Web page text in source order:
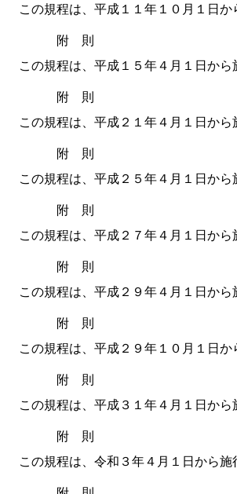
この規程は、平成１１年１０月１日か
附 則
この規程は、平成１５年４月１日から
附 則
この規程は、平成２１年４月１日から
附 則
この規程は、平成２５年４月１日から
附 則
この規程は、平成２７年４月１日から
附 則
この規程は、平成２９年４月１日から
附 則
この規程は、平成２９年１０月１日か
附 則
この規程は、平成３１年４月１日から
附 則
この規程は、令和３年４月１日から施